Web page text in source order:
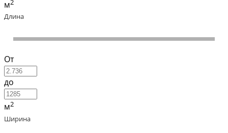
м2
Длина
От
до
м2
Ширина